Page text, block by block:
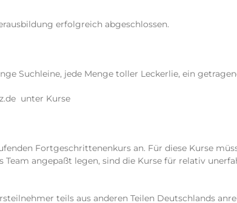
erfolgreich abgeschlossen.
Suchleine, jede Menge toller Leckerlie, ein
unter Kurse
Fortgeschrittenenkurs an. Für diese Kurse
angepaßt legen, sind die Kurse für relativ
teils aus anderen Teilen Deutschlands